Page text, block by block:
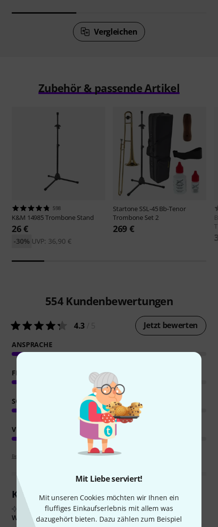
Mit Liebe serviert!
Mit unseren Cookies möchten wir Ihnen ein
fluffiges Einkaufserlebnis mit allem was
dazugehört bieten. Dazu zählen zum Beispiel
Vergleichen
Zubehör & passende Artikel
598
K&M 14985 Trombone Stand
26 €
UVP: 36,90 €
-30%
Startone SSL-45 Bb-Tenor
Trombone Set 2
269 €
554 Kundenbewertungen
4.3 Jetzt bewerten
ANSPRACHE
FEATURES
SOUND
VERARBEITUNG
Bewertungsrichtlinien
Kundenrezensionen im Überblick
Aus echten Käuferbewertungen, zusammengefasst durch KI
Was Käufern gefiel: